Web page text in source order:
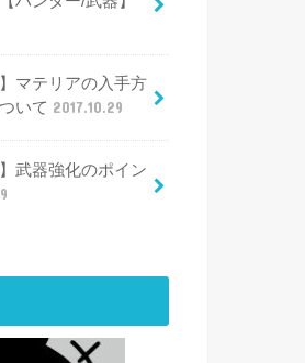
】マテリアの入手方
いて 2017.10.29
武器強化のポイン